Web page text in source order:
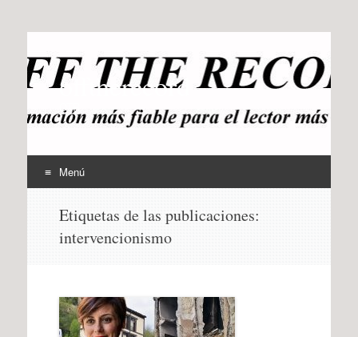
offtherecord
OTR
Menú
contenido
Etiquetas de las publicaciones:
intervencionismo